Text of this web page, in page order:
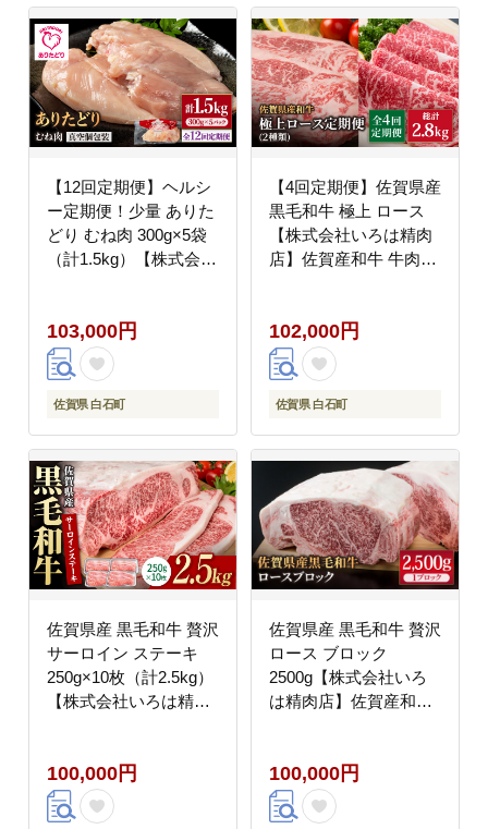
【12回定期便】ヘルシ
ー定期便！少量 ありた
どり むね肉 300g×5袋
（計1.5kg）【株式会社
103,000円
佐賀県 白石町
【4回定期便】佐賀県産
黒毛和牛 極上 ロース
【株式会社いろは精肉
店】佐賀産和牛 牛肉
102,000円
佐賀県 白石町
佐賀県産 黒毛和牛 贅沢
サーロイン ステーキ
250g×10枚（計2.5kg）
【株式会社いろは精肉
100,000円
佐賀県産 黒毛和牛 贅沢
ロース ブロック
2500g【株式会社いろ
は精肉店】佐賀産和牛
100,000円